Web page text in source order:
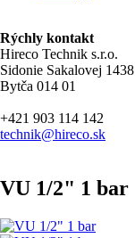
Rýchly kontakt
Hireco Technik s.r.o.
Sidonie Sakalovej 1438
Bytča 014 01
+421 903 114 142
technik@hireco.sk
VU 1/2" 1 bar